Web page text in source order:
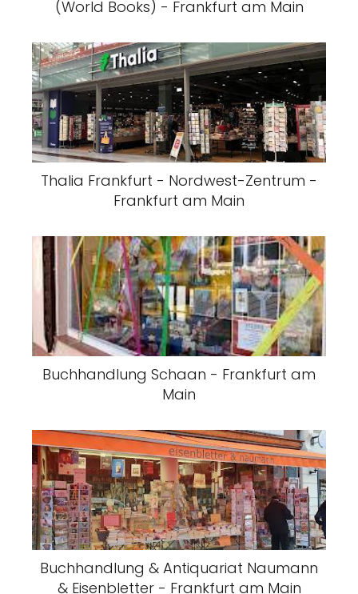
(World Books) - Frankfurt am Main
Thalia Frankfurt - Nordwest-Zentrum -
Frankfurt am Main
Buchhandlung Schaan - Frankfurt am
Main
Buchhandlung & Antiquariat Naumann
& Eisenbletter - Frankfurt am Main